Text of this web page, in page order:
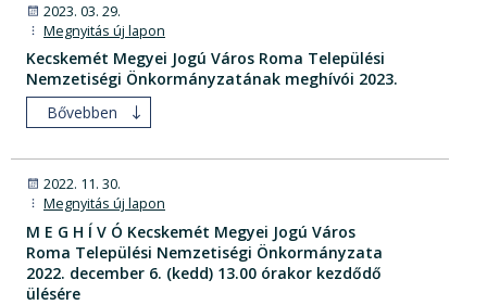
2023. 03. 29.
Megnyitás új lapon
Kecskemét Megyei Jogú Város Roma Települési
Nemzetiségi Önkormányzatának meghívói 2023.
Bővebben
2022. 11. 30.
Megnyitás új lapon
M E G H Í V Ó Kecskemét Megyei Jogú Város
Roma Települési Nemzetiségi Önkormányzata
2022. december 6. (kedd) 13.00 órakor kezdődő
ülésére